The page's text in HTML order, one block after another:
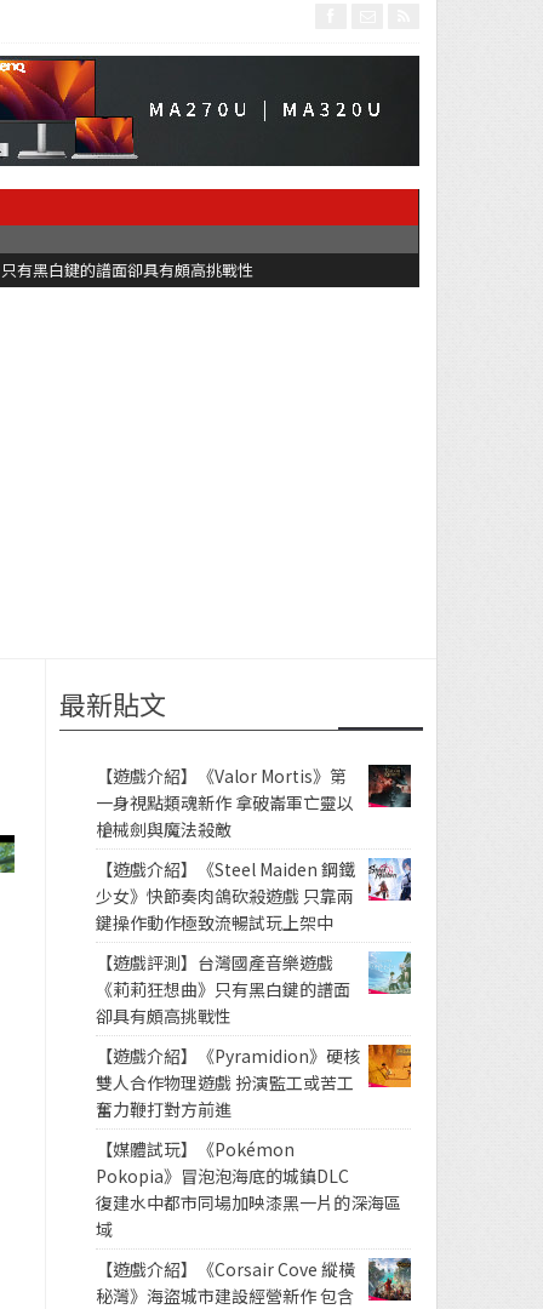
最新貼文
【遊戲介紹】《Valor Mortis》第
一身視點類魂新作 拿破崙軍亡靈以
槍械劍與魔法殺敵
【遊戲介紹】《Steel Maiden 鋼鐵
少女》快節奏肉鴿砍殺遊戲 只靠兩
鍵操作動作極致流暢試玩上架中
【遊戲評測】台灣國產音樂遊戲
《莉莉狂想曲》只有黑白鍵的譜面
卻具有頗高挑戰性
【遊戲介紹】《Pyramidion》硬核
雙人合作物理遊戲 扮演監工或苦工
奮力鞭打對方前進
【媒體試玩】《Pokémon
Pokopia》冒泡泡海底的城鎮DLC
復建水中都市同場加映漆黑一片的深海區
域
【遊戲介紹】《Corsair Cove 縱橫
秘灣》海盜城市建設經營新作 包含